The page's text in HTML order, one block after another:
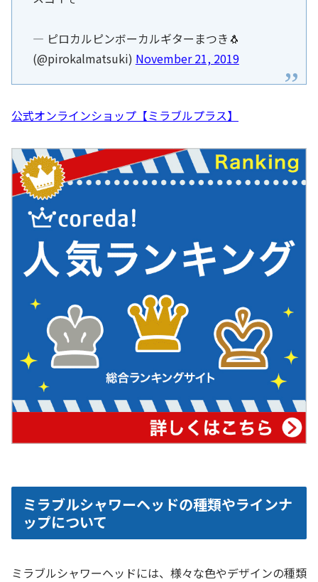
— ピロカルピンボーカルギターまつき🐧
(@pirokalmatsuki) November 21, 2019
公式オンラインショップ【ミラブルプラス】
ミラブルシャワーヘッドの種類やラインナ
ップについて
ミラブルシャワーヘッドには、様々な色やデザインの種類